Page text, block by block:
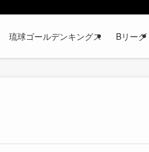
琉球ゴールデンキングス Bリーグ